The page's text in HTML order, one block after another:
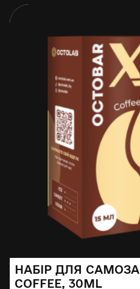
НАБІР ДЛЯ
COFFEE, 30ML